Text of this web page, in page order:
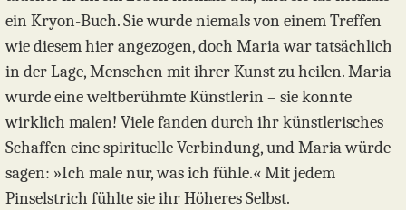
ein Kryon-Buch. Sie wurde niemals von einem Treffen
wie diesem hier angezogen, doch Maria war tatsächlich
in der Lage, Menschen mit ihrer Kunst zu heilen. Maria
wurde eine weltberühmte Künstlerin – sie konnte
wirklich malen! Viele fanden durch ihr künstlerisches
Schaffen eine spirituelle Verbindung, und Maria würde
sagen: »Ich male nur, was ich fühle.« Mit jedem
Pinselstrich fühlte sie ihr Höheres Selbst.